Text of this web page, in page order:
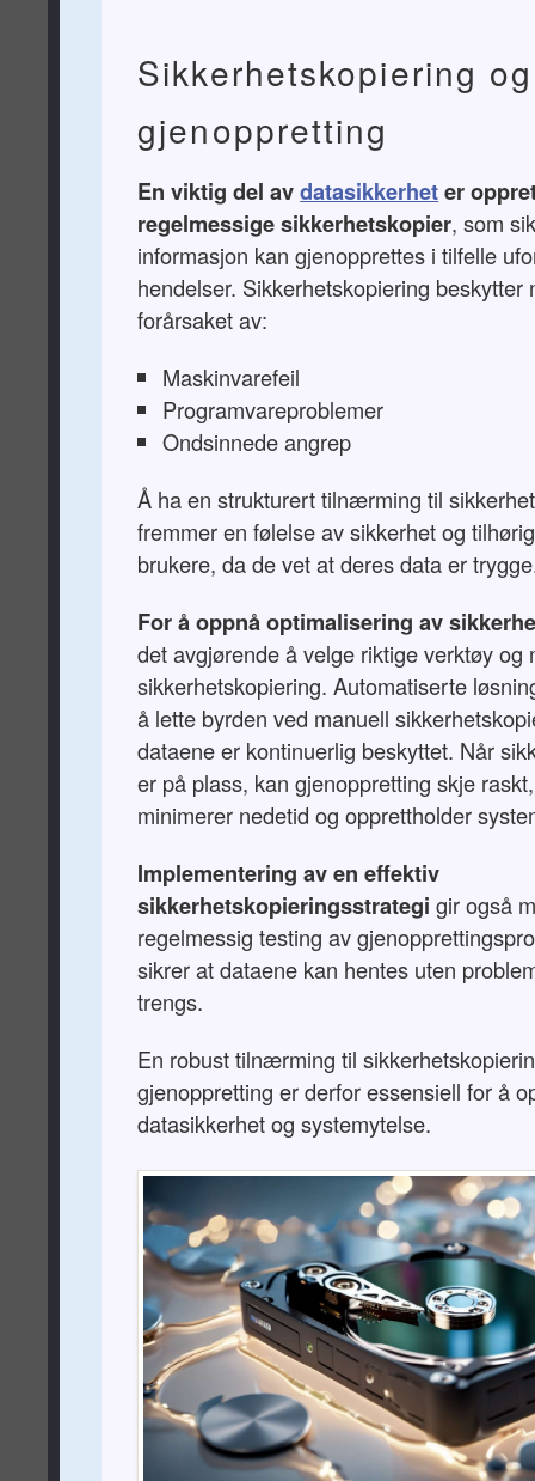
Sikkerhetskopiering og
gjenoppretting
En viktig del avdatasikkerheter
regelmessige sikkerhetskopier, som
informasjon kan gjenopprettes i tilfelle
hendelser. Sikkerhetskopiering beskytter
forårsaket av:
Maskinvarefeil
Programvareproblemer
Ondsinnede angrep
Å ha en strukturert tilnærming til
fremmer en følelse av sikkerhet og
brukere, da de vet at deres data er
For å oppnå optimalisering av
det avgjørende å velge riktige verktøy og
sikkerhetskopiering. Automatiserte
å lette byrden ved manuell
dataene er kontinuerlig beskyttet. Når
er på plass, kan gjenoppretting skje
minimerer nedetid og opprettholder
Implementering av en effektiv
sikkerhetskopieringsstrategi gir også
regelmessig testing av
sikrer at dataene kan hentes uten
trengs.
En robust tilnærming til
gjenoppretting er derfor essensiell for å
datasikkerhet og systemytelse.